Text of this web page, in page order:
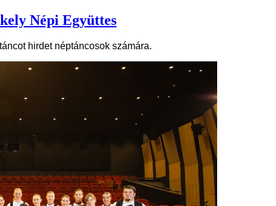
Népi Együttes
hirdet néptáncosok számára.